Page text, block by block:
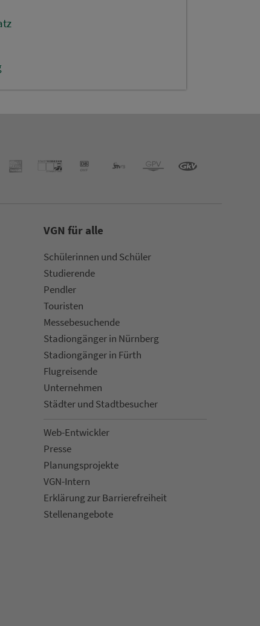
VGN für alle
Schülerinnen und Schüler
Stu­die­rende
Pendler
Touristen
Mes­se­be­suchende
Sta­di­on­gän­ger in Nürn­berg
Sta­di­on­gän­ger in Fürth
Flug­rei­sen­de
Un­ter­neh­men
Städter und Stadt­be­su­cher
Web-Entwickler
Presse
Pla­nungs­pro­jekte
VGN-Intern
Erklärung zur Bar­ri­e­re­frei­heit
Stellenan­ge­bote